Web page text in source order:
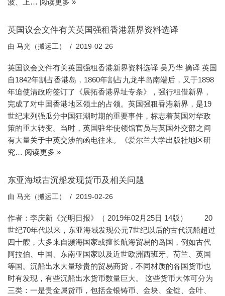
波、上… 阅读更多 »
英国议会文件有关英国强租香港新界资料选译
由 马光（搬运工） 2019-02-26
英国议会文件有关英国强租香港新界资料选译 吴乃华 摘译 英国
自1842年割占香港岛，1860年割占九龙半岛南端后，又于1898
年迫使清政府签订了《展拓香港界址专条》，强行租借新界，
完成了对中国香港地区领土的占领。英国强租香港新界，是19
世纪末列强瓜分中国狂潮时期的重要事件，标志着英国对华政
策的重大转变。当时，英国驻华使领馆官员与英国外交部之间
有大量关于中英交涉的函电往来。《爱尔兰大学出版社地区研
究… 阅读更多 »
东亚海域古沉船发现货币及相关问题
由 马光（搬运工） 2019-02-26
作者：李庆新《光明日报》（ 2019年02月25日 14版） 20
世纪70年代以来，东亚海域发现公元7世纪以后的古代沉船超过
四十艘，大多来自濒海国家或擅长航海贸易的岛国，例如古代
阿拉伯、中国、东南亚国家以及近世欧洲西班牙、荷兰、英国
等国。沉船出水大量珍贵的贸易商货，不同材质的各国货币也
时有发现，有些沉船出水货币数量巨大。 这些货币大体可分为
三类：一是贵金属货币，包括金银铸币、金块、金锭、金叶、